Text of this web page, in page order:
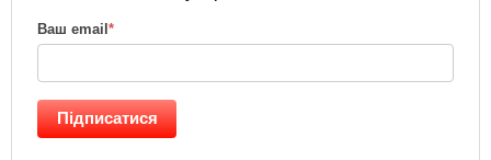
Ваш email *
Підписатися